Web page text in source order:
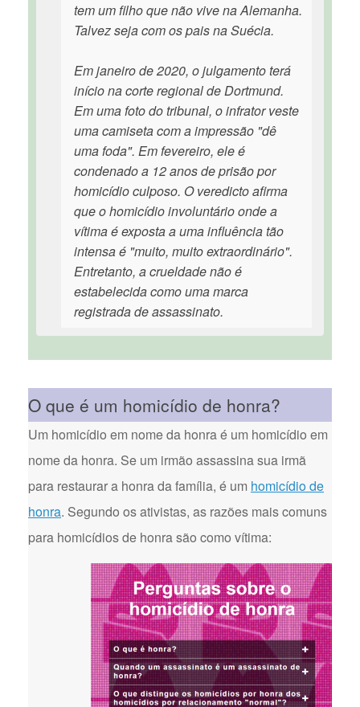
tem um filho que não vive na Alemanha.
Talvez seja com os pais na Suécia.
Em janeiro de 2020, o julgamento terá
início na corte regional de Dortmund.
Em uma foto do tribunal, o infrator veste
uma camiseta com a impressão "dê
uma foda". Em fevereiro, ele é
condenado a 12 anos de prisão por
homicídio culposo. O veredicto afirma
que o homicídio involuntário onde a
vítima é exposta a uma influência tão
intensa é "muito, muito extraordinário".
Entretanto, a crueldade não é
estabelecida como uma marca
registrada de assassinato.
O que é um homicídio de honra?
Um homicídio em nome da honra é um homicídio em
nome da honra. Se um irmão assassina sua irmã
para restaurar a honra da família, é um homicídio de
honra. Segundo os ativistas, as razões mais comuns
para homicídios de honra são como vítima: